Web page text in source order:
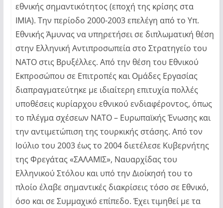
εθνικής σημαντικότητος (εποχή της κρίσης στα
ΙΜΙΑ). Την περίοδο 2000-2003 επελέγη από το Υπ.
Εθνικής Άμυνας να υπηρετήσει σε διπλωματική θέση
στην Ελληνική Αντιπροσωπεία στο Στρατηγείο του
ΝΑΤΟ στις Βρυξέλλες. Από την θέση του Εθνικού
Εκπροσώπου σε Επιτροπές και Ομάδες Εργασίας
διαπραγματεύτηκε με ιδιαίτερη επιτυχία πολλές
υποθέσεις κυρίαρχου εθνικού ενδιαφέροντος, όπως
το πλέγμα σχέσεων ΝΑΤΟ – Ευρωπαϊκής Ένωσης και
την αντιμετώπιση της τουρκικής στάσης. Από τον
Ιούλιο του 2003 έως το 2004 διετέλεσε Κυβερνήτης
της Φρεγάτας «ΣΑΛΑΜΙΣ», Ναυαρχίδας του
Ελληνικού Στόλου και υπό την Διοίκησή του το
πλοίο έλαβε σημαντικές διακρίσεις τόσο σε Εθνικό,
όσο και σε Συμμαχικό επίπεδο. Έχει τιμηθεί με τα